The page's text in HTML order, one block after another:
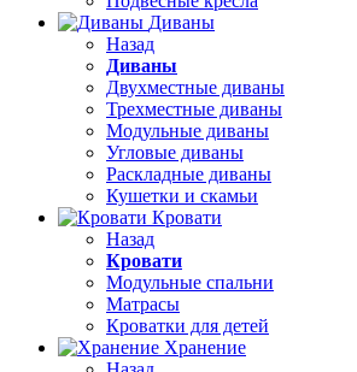
Диваны
Назад
Диваны
Двухместные диваны
Трехместные диваны
Модульные диваны
Угловые диваны
Раскладные диваны
Кушетки и скамьи
Кровати
Назад
Кровати
Модульные спальни
Матрасы
Кроватки для детей
Хранение